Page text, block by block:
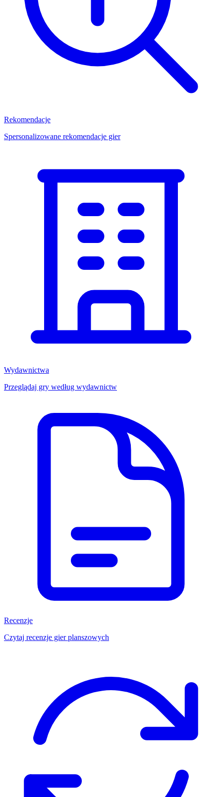
Rekomendacje
Spersonalizowane rekomendacje gier
Wydawnictwa
Przeglądaj gry według wydawnictw
Recenzje
Czytaj recenzje gier planszowych